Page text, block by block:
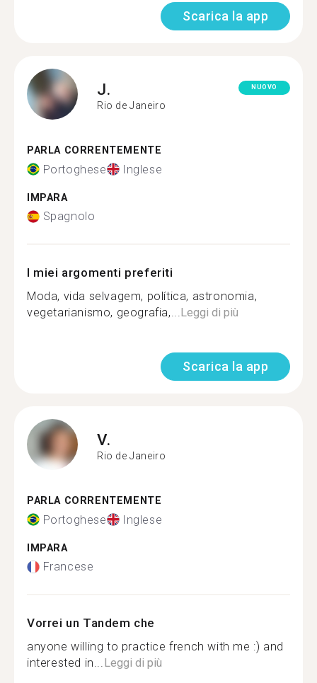
Scarica la app
J.
Rio de Janeiro
NUOVO
PARLA CORRENTEMENTE
Portoghese Inglese
IMPARA
Spagnolo
I miei argomenti preferiti
Moda, vida selvagem, política, astronomia,
vegetarianismo, geografia,...Leggi di più
Scarica la app
V.
Rio de Janeiro
PARLA CORRENTEMENTE
Portoghese Inglese
IMPARA
Francese
Vorrei un Tandem che
anyone willing to practice french with me :) and
interested in...Leggi di più